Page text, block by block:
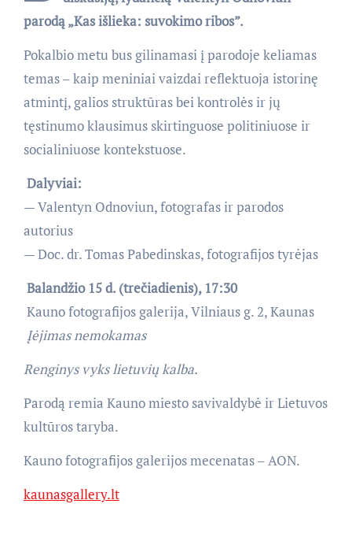
parodą „Kas išlieka: suvokimo ribos”.
Pokalbio metu bus gilinamasi į parodoje keliamas
temas – kaip meniniai vaizdai reflektuoja istorinę
atmintį, galios struktūras bei kontrolės ir jų
tęstinumo klausimus skirtinguose politiniuose ir
socialiniuose kontekstuose.
Dalyviai:
— Valentyn Odnoviun, fotografas ir parodos
autorius
— Doc. dr. Tomas Pabedinskas, fotografijos tyrėjas
Balandžio 15 d. (trečiadienis), 17:30
Kauno fotografijos galerija, Vilniaus g. 2, Kaunas
Įėjimas nemokamas
Renginys vyks lietuvių kalba.
Parodą remia Kauno miesto savivaldybė ir Lietuvos
kultūros taryba.
Kauno fotografijos galerijos mecenatas – AON.
kaunasgallery.lt